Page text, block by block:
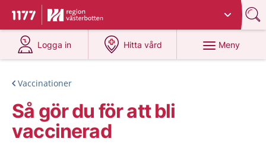
Till startsidan för 1177
Du har valt region
Logga in
på 1177.se
Hitta vård
på 1177.se
Meny
Vaccinationer
Så gör du för att bli
vaccinerad